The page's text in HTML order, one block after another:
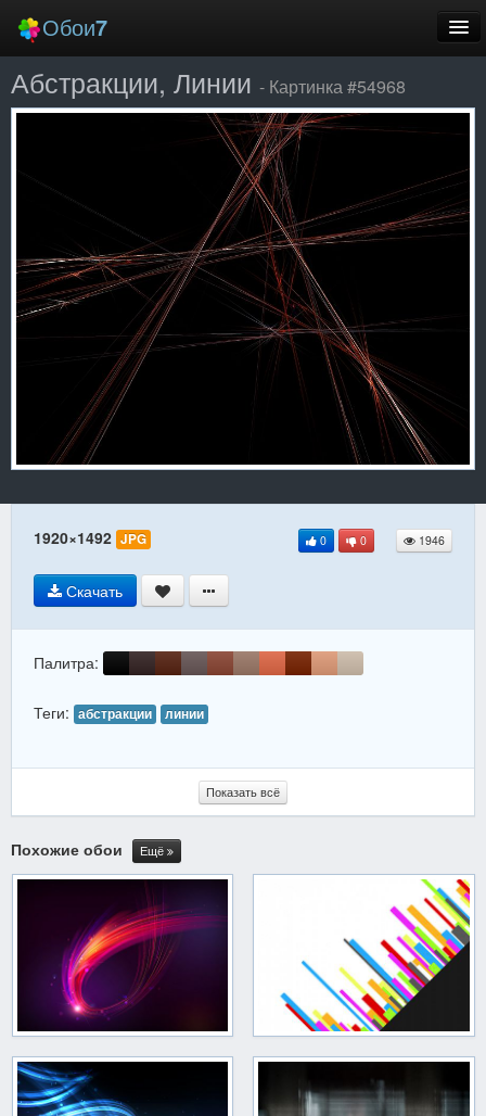
Обои7
Новые
Лучшие
Заставки
Абстракции, Линии - Картинка #54968
1920×1492 JPG 0 0 1946
Скачать
Палитра:
Теги: абстракции линии
Показать всё
Похожие обои Ещё